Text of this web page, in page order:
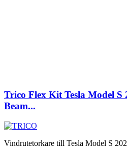
Trico Flex Kit Tesla Model S
Beam...
Vindrutetorkare till Tesla Model S